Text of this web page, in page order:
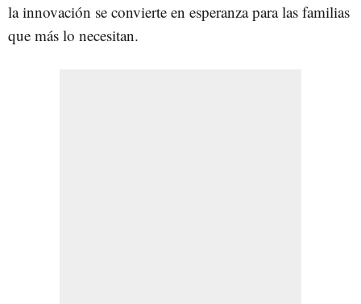
la innovación se convierte en esperanza para las familias
que más lo necesitan.